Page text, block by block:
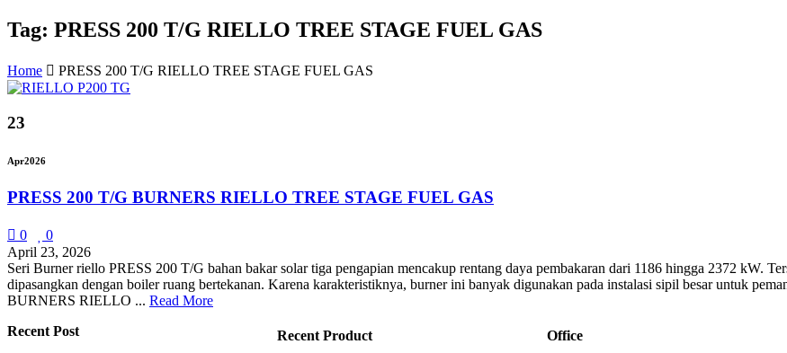
Tag: PRESS 200 T/G RIELLO TREE STAGE FUEL GAS
Home PRESS 200 T/G RIELLO TREE STAGE FUEL GAS
23
Apr2026
PRESS 200 T/G BURNERS RIELLO TREE STAGE FUEL GAS
0
0
April 23, 2026
Seri Burner riello PRESS 200 T/G bahan bakar solar tiga pengapian mencakup rentang daya pembakaran dari 1186 hingga 2372 kW.
dipasangkan dengan boiler ruang bertekanan. Karena karakteristiknya, burner ini banyak digunakan pada instalasi sipil besar untuk
BURNERS RIELLO ... Read More
Recent Post
Recent Product Office